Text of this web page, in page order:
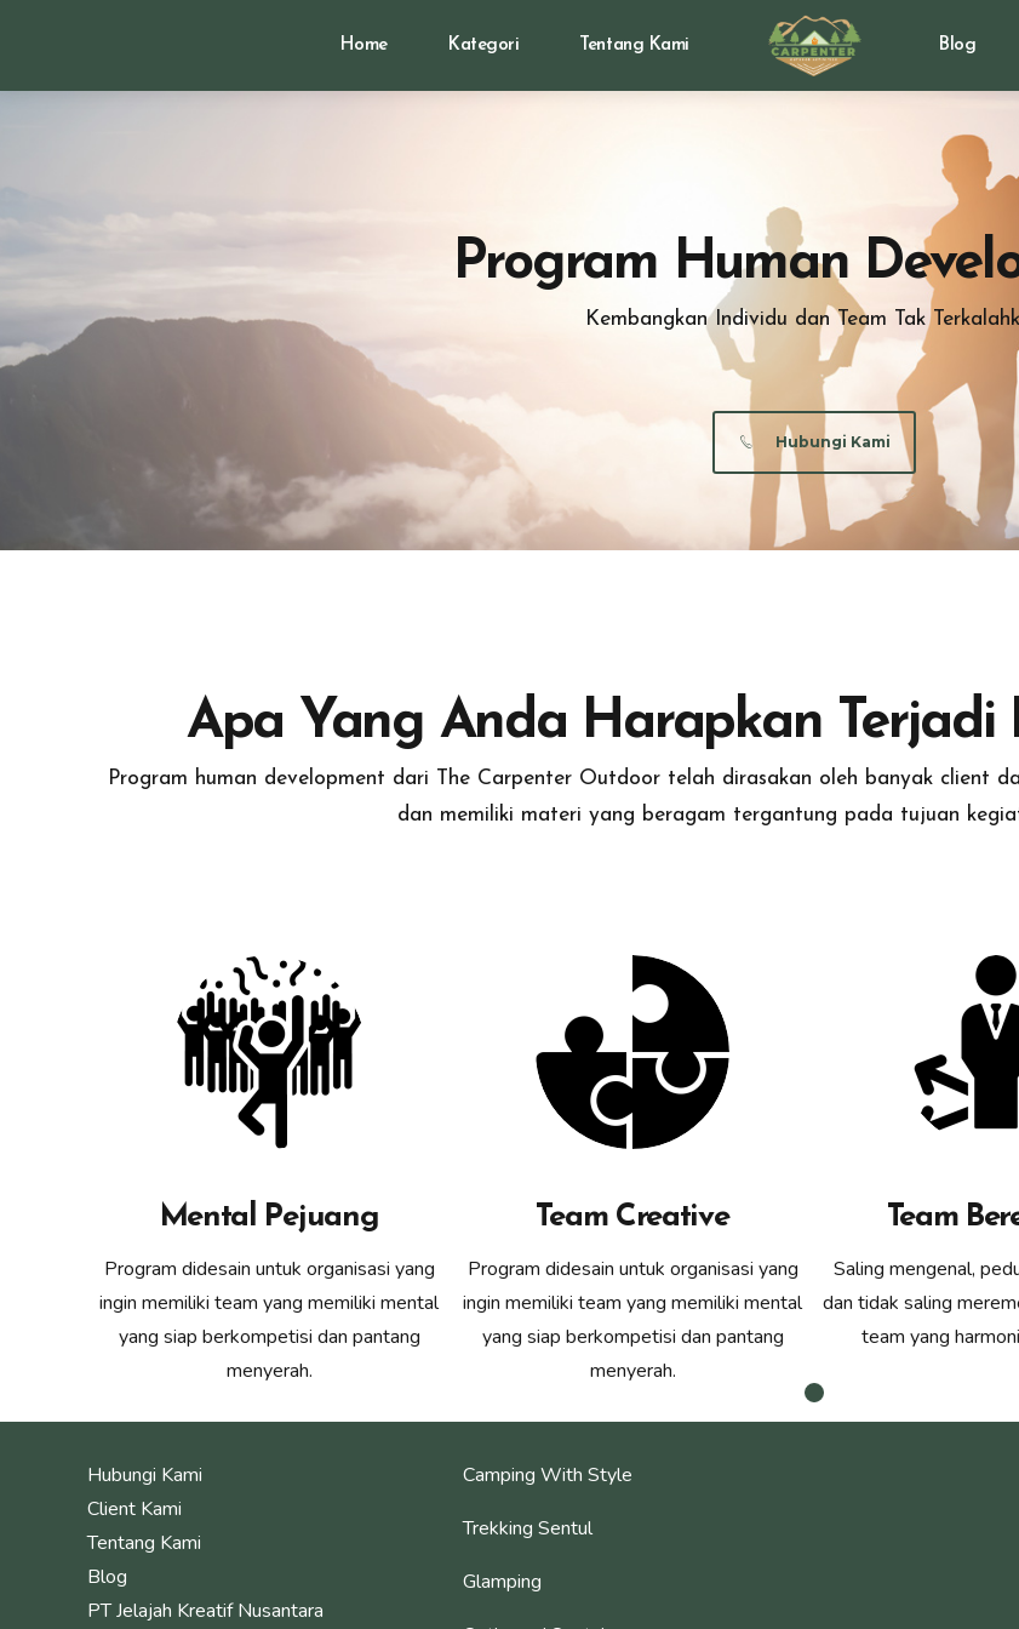
Home Kategori Tentang Kami Blog
Program Human
Kembangkan Individu dan Team Tak
Hubungi Kami
Apa Yang Anda Harapkan Terjadi
Program human development dari The Carpenter Outdoor telah dirasakan oleh banyak client
dan memiliki materi yang beragam tergantung pada tujuan
Mental Pejuang
Program didesain untuk organisasi yang
ingin memiliki team yang memiliki mental
yang siap berkompetisi dan pantang
menyerah.
Team Creative
Program didesain untuk organisasi yang
ingin memiliki team yang memiliki mental
yang siap berkompetisi dan pantang
menyerah.
Team
Saling mengenal,
dan tidak saling
team yang
Hubungi Kami
Client Kami
Tentang Kami
Blog
PT Jelajah Kreatif Nusantara
Camping With Style
Trekking Sentul
Glamping